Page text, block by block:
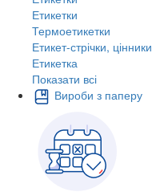
Етикетки
Термоетикетки
Етикет-стрічки, цінники
Етикетка
Показати всі
Вироби з паперу